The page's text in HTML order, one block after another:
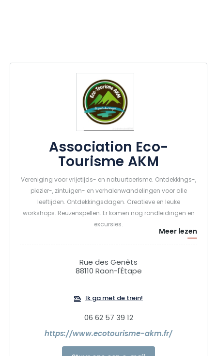
Association Éco-
Tourisme AKM
Vereniging voor vrijetijds- en natuurtoerisme. Ontdekkings-,
plezier-, zintuigen- en verhalenwandelingen voor alle
leeftijden. Ontdekkingsdagen. Creatieve en leuke
workshops. Reuzenspellen. Er komen nog rondleidingen en
excursies.
Meer lezen
Rue des Genêts
88110 Raon-l'Étape
Ik ga met de trein!
06 62 57 39 12
https://www.ecotourisme-akm.fr/